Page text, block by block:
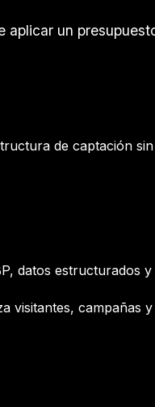
un
de captación
datos estructurados y
visitantes, campañas y